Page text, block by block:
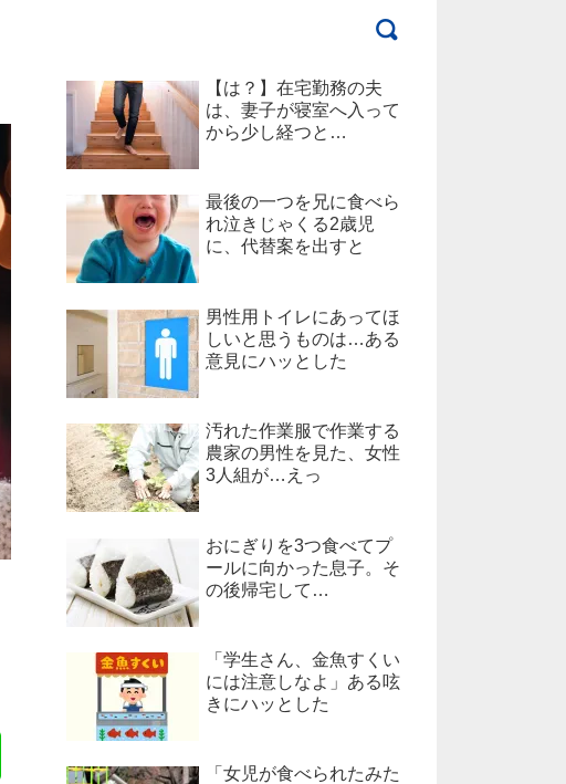
【は？】在宅勤務の夫
は、妻子が寝室へ入って
から少し経つと…
最後の一つを兄に食べら
れ泣きじゃくる2歳児
に、代替案を出すと
男性用トイレにあってほ
しいと思うものは…ある
意見にハッとした
汚れた作業服で作業する
農家の男性を見た、女性
3人組が…えっ
おにぎりを3つ食べてプ
ールに向かった息子。そ
の後帰宅して…
「学生さん、金魚すくい
には注意しなよ」ある呟
きにハッとした
「女児が食べられたみた